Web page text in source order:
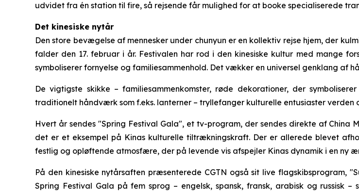
udvidet fra én station til fire, så rejsende får mulighed for at booke specialiserede
Det kinesiske nytår
Den store bevægelse af mennesker under chunyun er en kollektiv rejse hjem, der
falder den 17. februar i år. Festivalen har rod i den kinesiske kultur med mange
symboliserer fornyelse og familiesammenhold. Det vækker en universel genklang af
De vigtigste skikke – familiesammenkomster, røde dekorationer, der
traditionelt håndværk som f.eks. lanterner – tryllefanger kulturelle entusiaster
Hvert år sendes "Spring Festival Gala", et tv-program, der sendes direkte af
det er et eksempel på Kinas kulturelle tiltrækningskraft. Der er allerede blevet
festlig og opløftende atmosfære, der på levende vis afspejler Kinas dynamik i en ny
På den kinesiske nytårsaften præsenterede CGTN også sit live flagskibsprogram,
Spring Festival Gala på fem sprog – engelsk, spansk, fransk, arabisk og russisk